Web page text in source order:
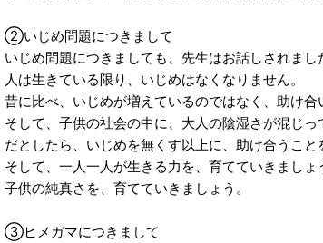
②いじめ問題につきまして
いじめ問題につきましても、先生はお話しされまし
人は生きている限り、いじめはなくなりません。
昔に比べ、いじめが増えているのではなく、助け合
そして、子供の社会の中に、大人の陰湿さが混じっ
だとしたら、いじめを無くす以上に、助け合うこと
そして、一人一人が生きる力を、育てていきましょ
子供の純真さを、育てていきましょう。
③ヒメガマにつきまして